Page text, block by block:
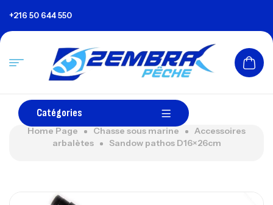
+216 50 644 550
Catégories
Home Page Chasse sous marine
Accessoires
arbalètes
Sandow pathos D16×26cm